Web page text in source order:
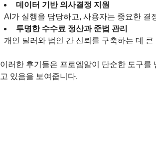
데이터 기반 의사결정 지원
AI가 실행을 담당하고, 사용자는 중요한
투명한 수수료 정산과 준법 관리
개인 딜러와 법인 간 신뢰를 구축하는 데 큰
이러한 후기들은 프로엠알이 단순한 도구를
고 있음을 보여줍니다.